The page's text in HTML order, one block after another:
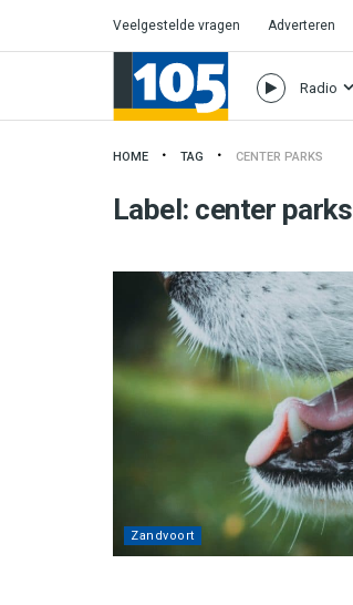
Veelgestelde vragen Adverteren
Radio
HOME TAG CENTER PARKS
Label: center parks
Zandvoort